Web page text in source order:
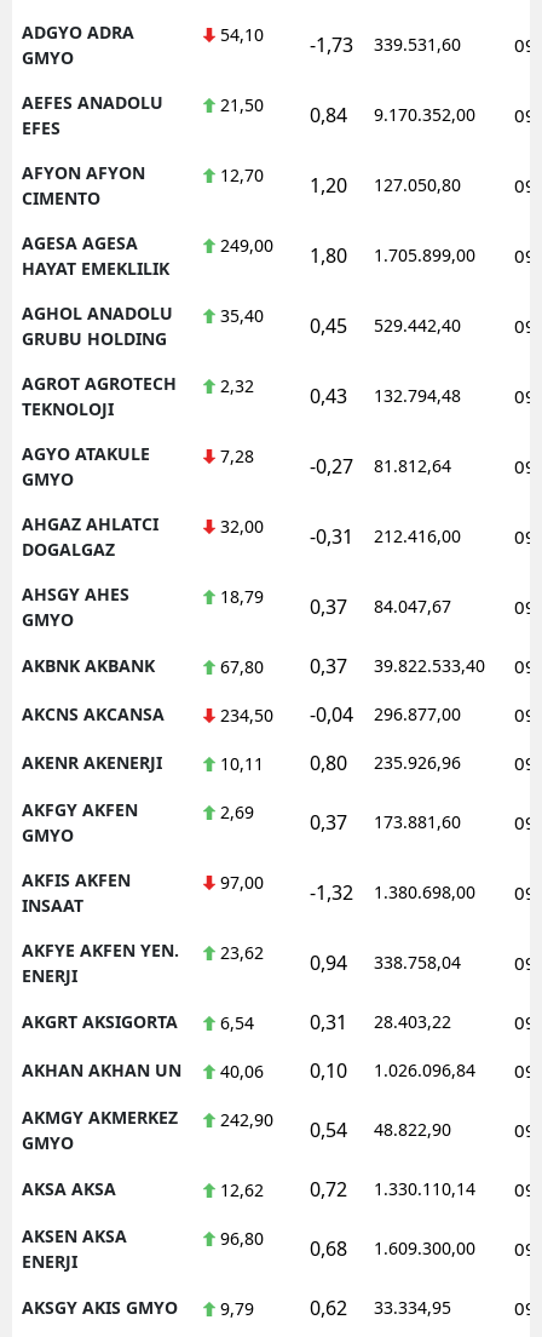
ADGYO ADRA
GMYO
54,10 -1,73 339.531,60
AEFES ANADOLU
EFES
21,50 0,84 9.170.352,00
AFYON AFYON
CIMENTO
12,70 1,20 127.050,80
AGESA AGESA
HAYAT EMEKLILIK
249,00 1,80 1.705.899,00
AGHOL ANADOLU
GRUBU HOLDING
35,40 0,45 529.442,40
AGROT AGROTECH
TEKNOLOJI
2,32 0,43 132.794,48
AGYO ATAKULE
GMYO
7,28 -0,27 81.812,64
AHGAZ AHLATCI
DOGALGAZ
32,00 -0,31 212.416,00
AHSGY AHES
GMYO
18,79 0,37 84.047,67
AKBNK AKBANK 67,80 0,37 39.822.533,40
AKCNS AKCANSA 234,50 -0,04 296.877,00
AKENR AKENERJI 10,11 0,80 235.926,96
AKFGY AKFEN
GMYO
2,69 0,37 173.881,60
AKFIS AKFEN
INSAAT
97,00 -1,32 1.380.698,00
AKFYE AKFEN YEN.
ENERJI
23,62 0,94 338.758,04
AKGRT AKSIGORTA 6,54 0,31 28.403,22
AKHAN AKHAN UN 40,06 0,10 1.026.096,84
AKMGY AKMERKEZ
GMYO
242,90 0,54 48.822,90
AKSA AKSA 12,62 0,72 1.330.110,14
AKSEN AKSA
ENERJI
96,80 0,68 1.609.300,00
AKSGY AKIS GMYO 9,79 0,62 33.334,95